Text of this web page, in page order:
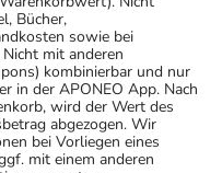
Bücher,
sowie bei
mit anderen
kombinierbar und nur
in der APONEO App. Nach
wird der Wert des
abgezogen. Wir
bei Vorliegen eines
mit einem anderen